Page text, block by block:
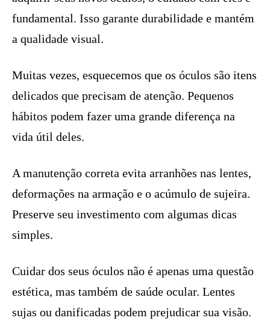
fundamental. Isso garante durabilidade e mantém
a qualidade visual.
Muitas vezes, esquecemos que os óculos são itens
delicados que precisam de atenção. Pequenos
hábitos podem fazer uma grande diferença na
vida útil deles.
A manutenção correta evita arranhões nas lentes,
deformações na armação e o acúmulo de sujeira.
Preserve seu investimento com algumas dicas
simples.
Cuidar dos seus óculos não é apenas uma questão
estética, mas também de saúde ocular. Lentes
sujas ou danificadas podem prejudicar sua visão.